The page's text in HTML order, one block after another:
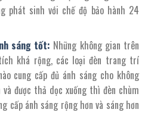
phát sinh với chế độ bảo hành 24
sáng tốt: Những không gian trên
khá rộng, các loại đèn trang trí
cung cấp đủ ánh sáng cho không
được thả dọc xuống thì đèn chùm
cấp ánh sáng rộng hơn và sáng hơn